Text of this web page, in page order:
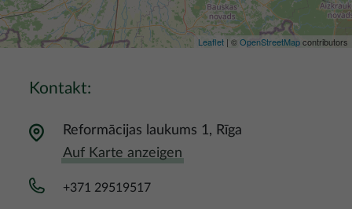
Leaflet | ©OpenStreetMapcontributors
Kontakt:
Reformācijas laukums 1, Rīga
Auf Karte anzeigen
+371 29519517